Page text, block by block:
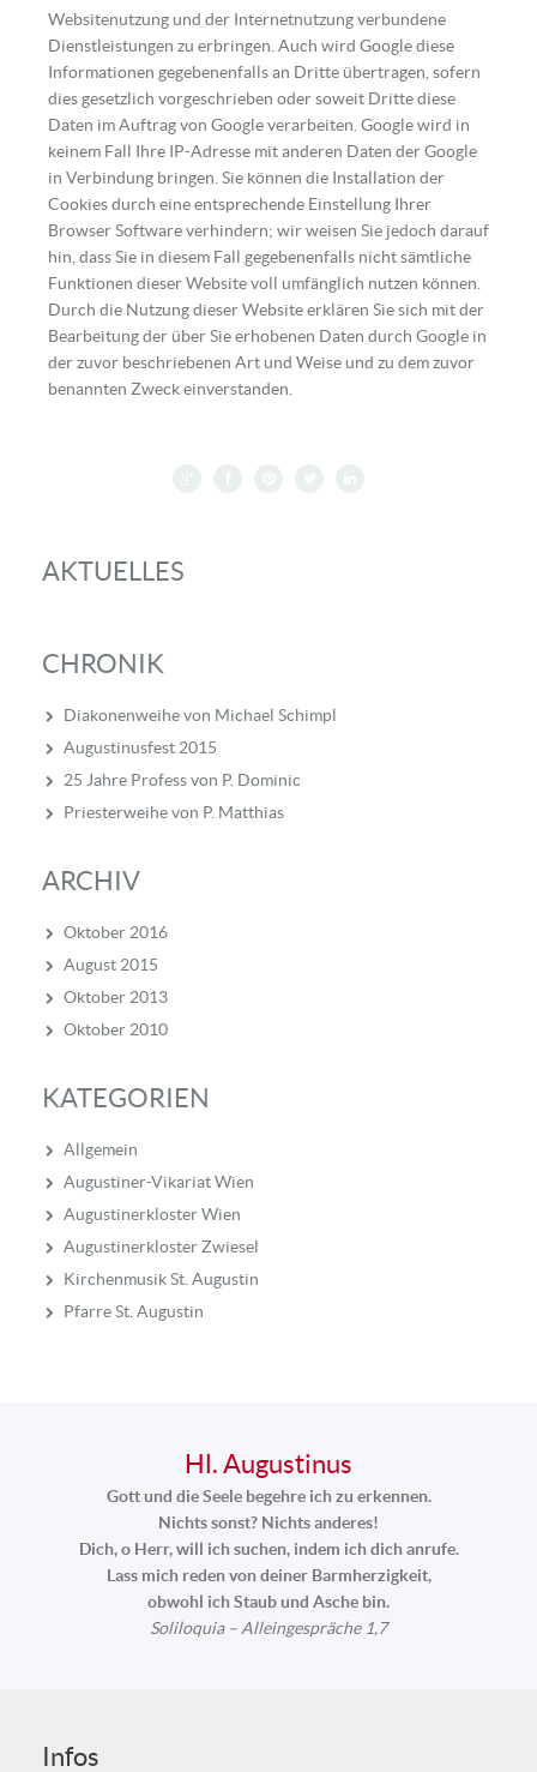
Websitenutzung und der Internetnutzung verbundene
Dienstleistungen zu erbringen. Auch wird Google diese
Informationen gegebenenfalls an Dritte übertragen, sofern
dies gesetzlich vorgeschrieben oder soweit Dritte diese
Daten im Auftrag von Google verarbeiten. Google wird in
keinem Fall Ihre IP-Adresse mit anderen Daten der Google
in Verbindung bringen. Sie können die Installation der
Cookies durch eine entsprechende Einstellung Ihrer
Browser Software verhindern; wir weisen Sie jedoch darauf
hin, dass Sie in diesem Fall gegebenenfalls nicht sämtliche
Funktionen dieser Website voll umfänglich nutzen können.
Durch die Nutzung dieser Website erklären Sie sich mit der
Bearbeitung der über Sie erhobenen Daten durch Google in
der zuvor beschriebenen Art und Weise und zu dem zuvor
benannten Zweck einverstanden.
AKTUELLES
CHRONIK
Diakonenweihe von Michael Schimpl
Augustinusfest 2015
25 Jahre Profess von P. Dominic
Priesterweihe von P. Matthias
ARCHIV
Oktober 2016
August 2015
Oktober 2013
Oktober 2010
KATEGORIEN
Allgemein
Augustiner-Vikariat Wien
Augustinerkloster Wien
Augustinerkloster Zwiesel
Kirchenmusik St. Augustin
Pfarre St. Augustin
Hl. Augustinus
Gott und die Seele begehre ich zu erkennen.
Nichts sonst? Nichts anderes!
Dich, o Herr, will ich suchen, indem ich dich anrufe.
Lass mich reden von deiner Barmherzigkeit,
obwohl ich Staub und Asche bin.
Soliloquia – Alleingespräche 1,7
Infos